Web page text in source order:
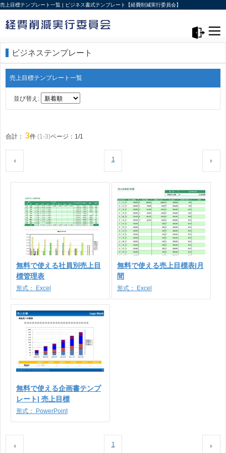
売上目標テンプレート一覧 | ビジネス書式テンプレート【経費削減実行委員会】
ビジネステンプレート
売上目標テンプレート一覧
並び替え:
合計： 3件 (1-3)ページ：1/1
1
無料で使える社員別売上目
標管理表
形式： Excel
無料で使える売上目標表|月
間
形式： Excel
無料で使える企画書テンプ
レート| 売上目標
形式： PowerPoint
1